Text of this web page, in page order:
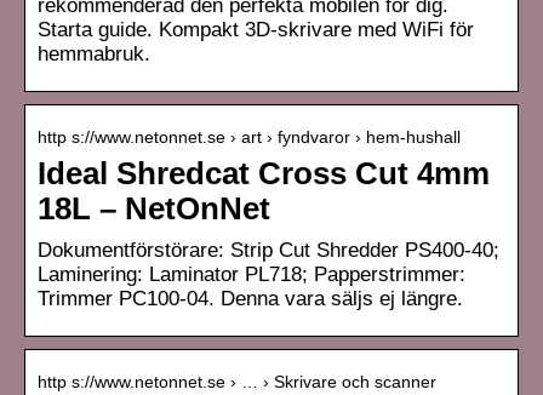
rekommenderad den perfekta mobilen för dig.
Starta guide. Kompakt 3D-skrivare med WiFi för
hemmabruk.
http s://www.netonnet.se › art › fyndvaror › hem-hushall
Ideal Shredcat Cross Cut 4mm
18L – NetOnNet
Dokumentförstörare: Strip Cut Shredder PS400-40;
Laminering: Laminator PL718; Papperstrimmer:
Trimmer PC100-04. Denna vara säljs ej längre.
http s://www.netonnet.se › … › Skrivare och scanner